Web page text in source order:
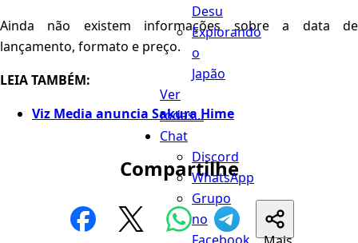
Desu
Explorando
o
Japão
Ver
todas...
Chat
Discord
WhatsApp
Grupo
no
Ainda não existem informações sobre a data de
lançamento, formato e preço.
LEIA TAMBÉM:
Viz Media anuncia Sakura Hime
Compartilhe